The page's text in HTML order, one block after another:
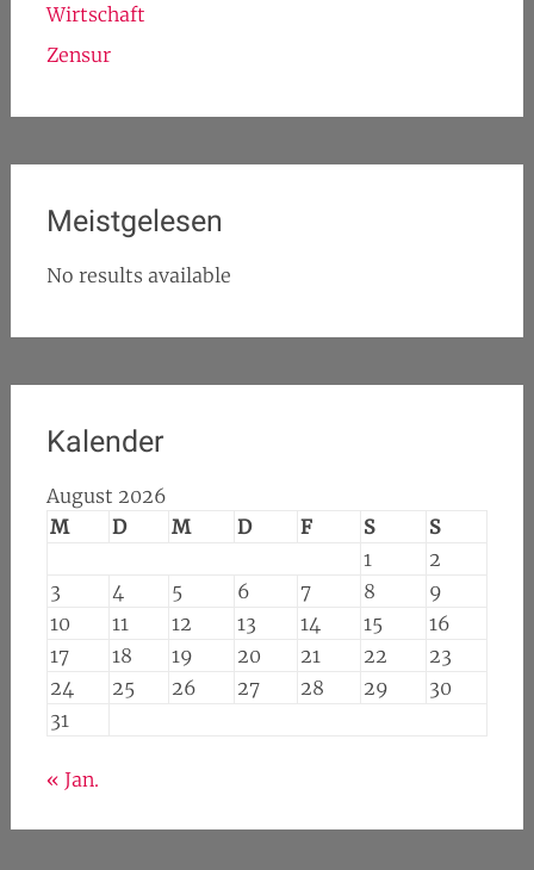
Wirtschaft
Zensur
Meistgelesen
No results available
Kalender
August 2026
M
D M D F S
S
1
2
3
4 5 6 7 8
9
10
11 12 13 14 15
16
17
18 19 20 21 22
23
24
25 26 27 28 29
30
31
« Jan.